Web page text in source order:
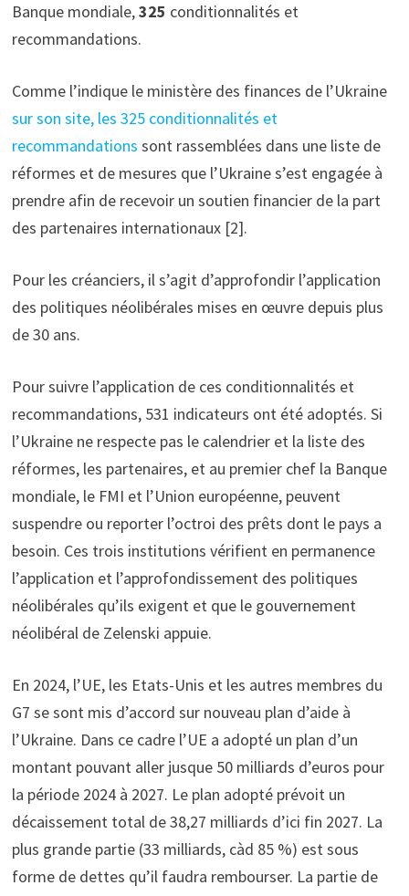
Banque mondiale,325 conditionnalités et
recommandations.
Comme l’indique le ministère des finances de l’Ukraine
sur son site, les 325 conditionnalités et
recommandations sont rassemblées dans une liste de
réformes et de mesures que l’Ukraine s’est engagée à
prendre afin de recevoir un soutien financier de la part
des partenaires internationaux [2].
Pour les créanciers, il s’agit d’approfondir l’application
des politiques néolibérales mises en œuvre depuis plus
de 30 ans.
Pour suivre l’application de ces conditionnalités et
recommandations, 531 indicateurs ont été adoptés. Si
l’Ukraine ne respecte pas le calendrier et la liste des
réformes, les partenaires, et au premier chef la Banque
mondiale, le FMI et l’Union européenne, peuvent
suspendre ou reporter l’octroi des prêts dont le pays a
besoin. Ces trois institutions vérifient en permanence
l’application et l’approfondissement des politiques
néolibérales qu’ils exigent et que le gouvernement
néolibéral de Zelenski appuie.
En 2024, l’UE, les Etats-Unis et les autres membres du
G7 se sont mis d’accord sur nouveau plan d’aide à
l’Ukraine. Dans ce cadre l’UE a adopté un plan d’un
montant pouvant aller jusque 50 milliards d’euros pour
la période 2024 à 2027. Le plan adopté prévoit un
décaissement total de 38,27 milliards d’ici fin 2027. La
plus grande partie (33 milliards, càd 85 %) est sous
forme de dettes qu’il faudra rembourser. La partie de